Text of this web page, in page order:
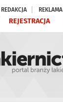
REDAKCJA REKLAMA
REJESTRACJA